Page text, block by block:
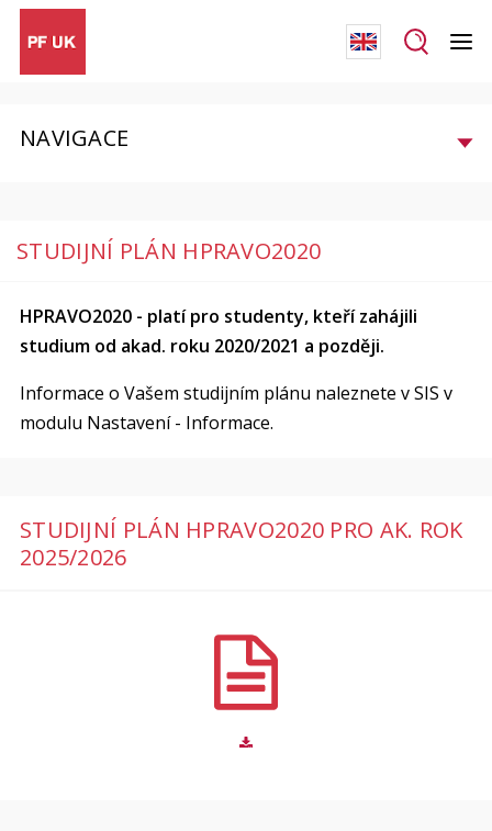
NAVIGACE
STUDIJNÍ PLÁN HPRAVO2020
HPRAVO2020 - platí pro studenty, kteří zahájili
studium od akad. roku 2020/2021 a později.
Informace o Vašem studijním plánu naleznete v SIS v
modulu Nastavení - Informace.
STUDIJNÍ PLÁN HPRAVO2020 PRO AK. ROK
2025/2026